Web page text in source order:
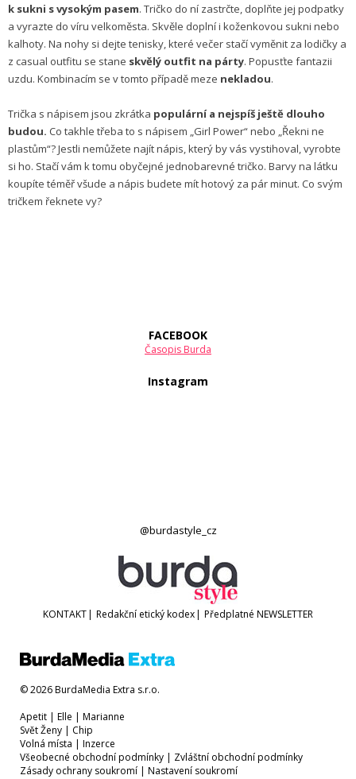
k sukni s vysokým pasem. Tričko do ní zastrčte, doplňte jej podpatky
a vyrazte do víru velkoměsta. Skvěle doplní i koženkovou sukni nebo
kalhoty. Na nohy si dejte tenisky, které večer stačí vyměnit za lodičky a
z casual outfitu se stane skvělý outfit na párty. Popusťte fantazii
uzdu. Kombinacím se v tomto případě meze nekladou.
Trička s nápisem jsou zkrátka populární a nejspíš ještě dlouho
budou. Co takhle třeba to s nápisem „Girl Power“ nebo „Řekni ne
plastům“? Jestli nemůžete najít nápis, který by vás vystihoval, vyrobte
si ho. Stačí vám k tomu obyčejné jednobarevné tričko. Barvy na látku
koupíte téměř všude a nápis budete mít hotový za pár minut. Co svým
tričkem řeknete vy?
FACEBOOK
Časopis Burda
Instagram
@burdastyle_cz
KONTAKT| Redakční etický kodex| Předplatné NEWSLETTER
© 2026 BurdaMedia Extra s.r.o.
Apetit | Elle | Marianne
Svět Ženy | Chip
Volná místa | Inzerce
Všeobecné obchodní podmínky | Zvláštní obchodní podmínky
Zásady ochrany soukromí | Nastavení soukromí